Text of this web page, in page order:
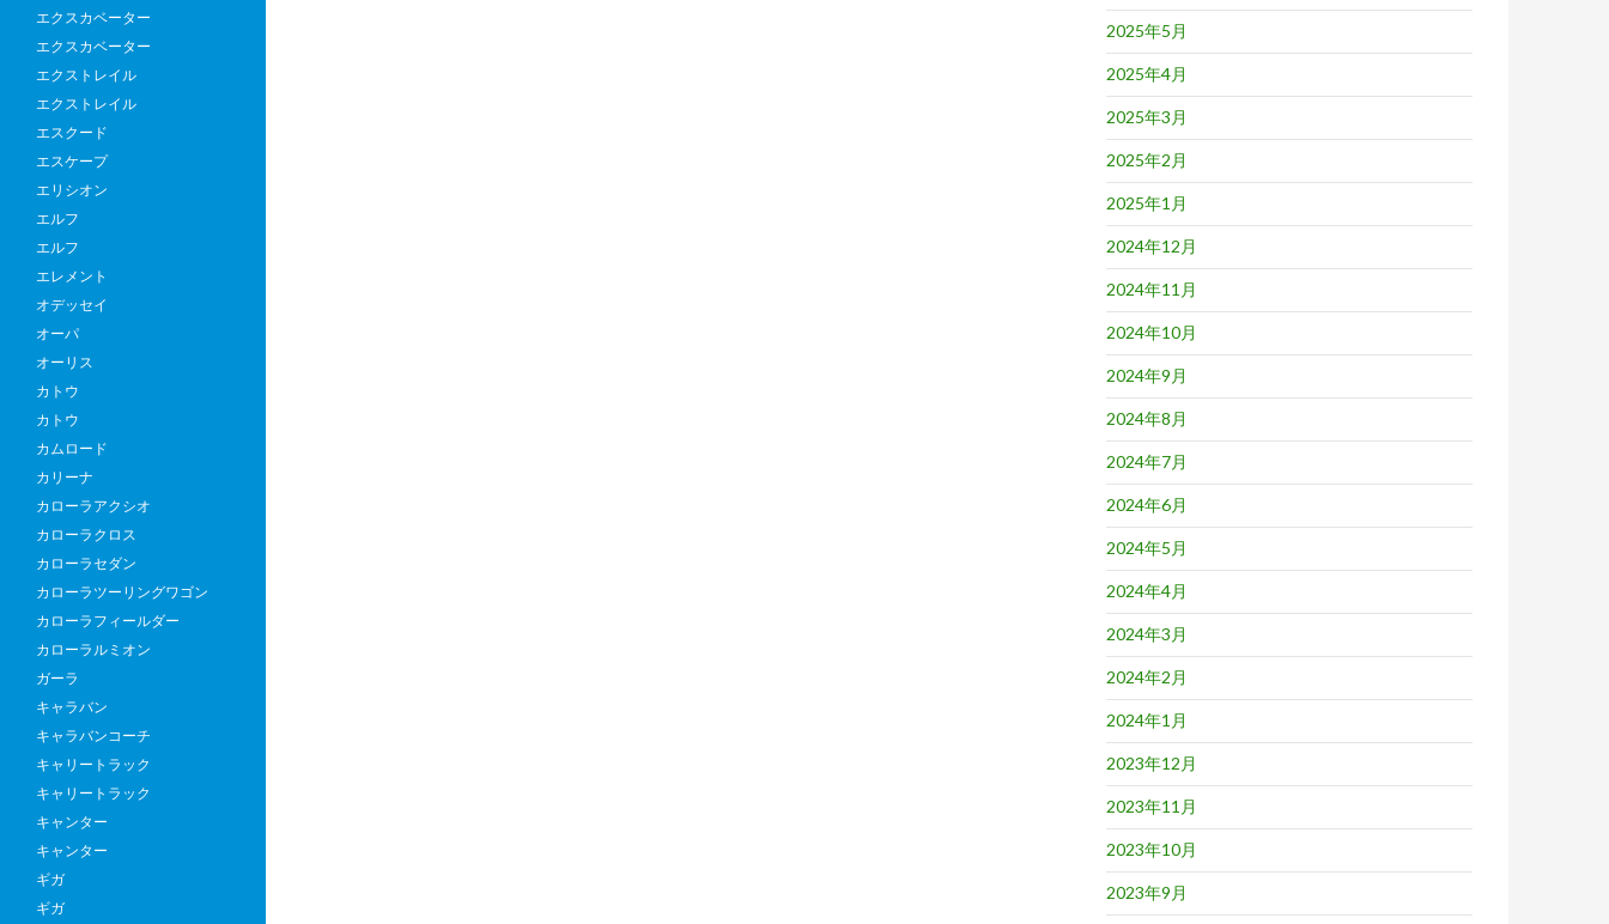
2025年5月
2025年4月
2025年3月
2025年2月
2025年1月
2024年12月
2024年11月
2024年10月
2024年9月
2024年8月
2024年7月
2024年6月
2024年5月
2024年4月
2024年3月
2024年2月
2024年1月
2023年12月
2023年11月
2023年10月
2023年9月
エクスカベーター
エクスカベーター
エクストレイル
エクストレイル
エスクード
エスケープ
エリシオン
エルフ
エルフ
エレメント
オデッセイ
オーパ
オーリス
カトウ
カトウ
カムロード
カリーナ
カローラアクシオ
カローラクロス
カローラセダン
カローラツーリングワゴン
カローラフィールダー
カローラルミオン
ガーラ
キャラバン
キャラバンコーチ
キャリートラック
キャリートラック
キャンター
キャンター
ギガ
ギガ